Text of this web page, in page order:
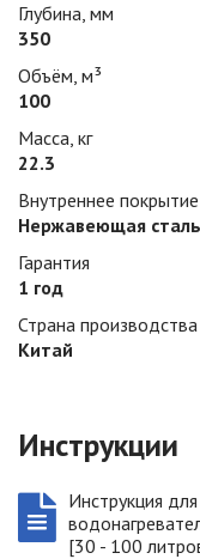
Глубина, мм
350
Объём, м³
100
Масса, кг
22.3
Внутреннее покрытие
Нержавеющая сталь
Гарантия
1 год
Страна производства
Китай
Инструкции
Инструкция для
[30 - 100